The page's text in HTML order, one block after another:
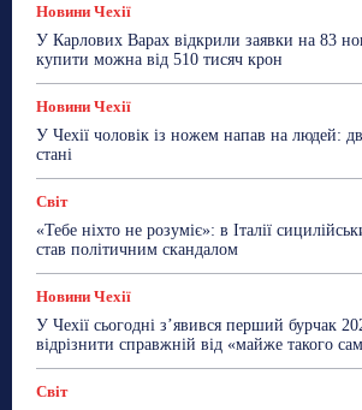
Новини Чехії
У Карлових Варах відкрили заявки на 83
купити можна від 510 тисяч крон
Новини Чехії
У Чехії чоловік із ножем напав на людей:
стані
Світ
«Тебе ніхто не розуміє»: в Італії
став політичним скандалом
Новини Чехії
У Чехії сьогодні з’явився перший бурчак
відрізнити справжній від «майже такого
Світ